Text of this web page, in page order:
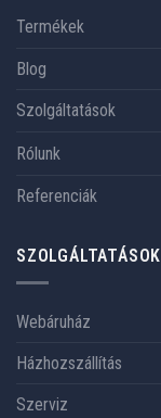
Termékek
Blog
Szolgáltatások
Rólunk
Referenciák
SZOLGÁLTATÁSOK
Webáruház
Házhozszállítás
Szerviz